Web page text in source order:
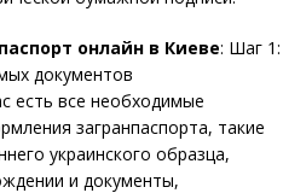
онлайн в Киеве: Шаг 1:
документов
есть все необходимые
загранпаспорта, такие
украинского образца,
и документы,